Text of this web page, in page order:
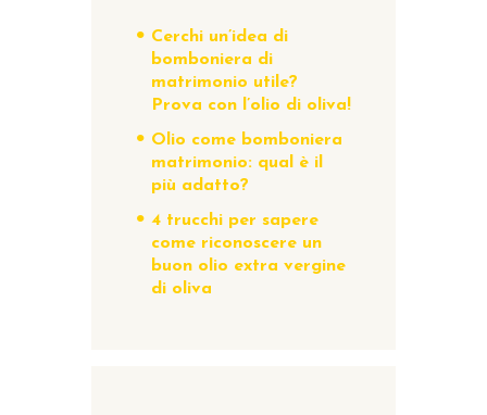
Cerchi un’idea di
bomboniera di
matrimonio utile?
Prova con l’olio di oliva!
Olio come bomboniera
matrimonio: qual è il
più adatto?
4 trucchi per sapere
come riconoscere un
buon olio extra vergine
di oliva